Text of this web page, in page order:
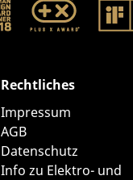
Rechtliches
Impressum
AGB
Datenschutz
Info zu Elektro- und